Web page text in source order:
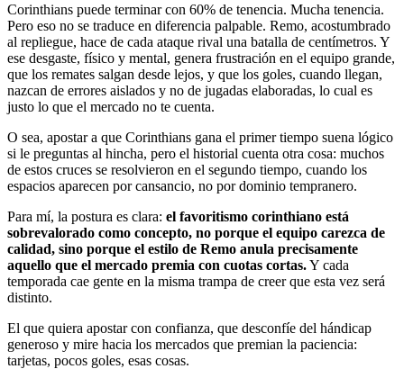
Corinthians puede terminar con 60% de tenencia. Mucha tenencia.
Pero eso no se traduce en diferencia palpable. Remo, acostumbrado
al repliegue, hace de cada ataque rival una batalla de centímetros. Y
ese desgaste, físico y mental, genera frustración en el equipo grande,
que los remates salgan desde lejos, y que los goles, cuando llegan,
nazcan de errores aislados y no de jugadas elaboradas, lo cual es
justo lo que el mercado no te cuenta.
O sea, apostar a que Corinthians gana el primer tiempo suena lógico
si le preguntas al hincha, pero el historial cuenta otra cosa: muchos
de estos cruces se resolvieron en el segundo tiempo, cuando los
espacios aparecen por cansancio, no por dominio tempranero.
Para mí, la postura es clara: el favoritismo corinthiano está
sobrevalorado como concepto, no porque el equipo carezca de
calidad, sino porque el estilo de Remo anula precisamente
aquello que el mercado premia con cuotas cortas.Y cada
temporada cae gente en la misma trampa de creer que esta vez será
distinto.
El que quiera apostar con confianza, que desconfíe del hándicap
generoso y mire hacia los mercados que premian la paciencia:
tarjetas, pocos goles, esas cosas.